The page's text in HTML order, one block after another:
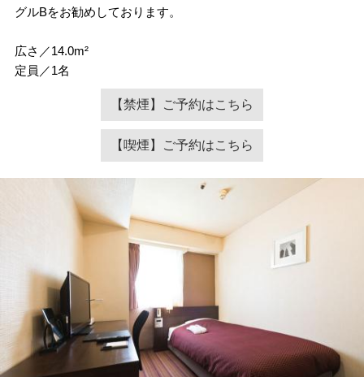
グルBをお勧めしております。
広さ／14.0m²
定員／1名
【禁煙】ご予約はこちら
【喫煙】ご予約はこちら